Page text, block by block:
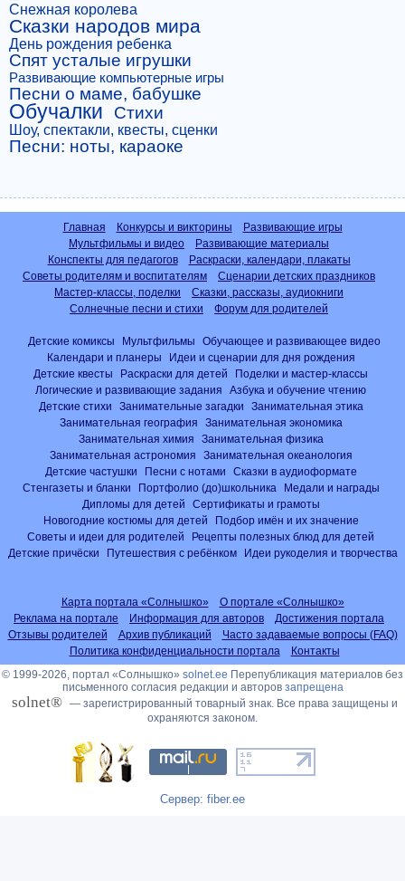
Снежная королева
Сказки народов мира
День рождения ребенка
Спят усталые игрушки
Развивающие компьютерные игры
Песни о маме, бабушке
Обучалки Стихи
Шоу, спектакли, квесты, сценки
Песни: ноты, караоке
Главная Конкурсы и викторины
Развивающие игры
Мультфильмы и видео
Развивающие материалы
Конспекты для педагогов
Раскраски, календари, плакаты
Советы родителям и воспитателям
Сценарии детских праздников
Мастер-классы, поделки
Сказки, рассказы, аудиокниги
Солнечные песни и стихи
Форум для родителей
Детские комиксы Мультфильмы
Обучающее и развивающее видео
Календари и планеры
Идеи и сценарии для дня рождения
Детские квесты
Раскраски для детей
Поделки и мастер-классы
Логические и развивающие задания
Азбука и обучение чтению
Детские стихи
Занимательные загадки
Занимательная этика
Занимательная география
Занимательная экономика
Занимательная химия
Занимательная физика
Занимательная астрономия
Занимательная океанология
Детские частушки
Песни с нотами
Сказки в аудиоформате
Стенгазеты и бланки
Портфолио (до)школьника
Медали и награды
Дипломы для детей
Сертификаты и грамоты
Новогодние костюмы для детей
Подбор имён и их значение
Советы и идеи для родителей
Рецепты полезных блюд для детей
Детские причёски
Путешествия с ребёнком Идеи рукоделия и творчества
Карта портала «Солнышко»
О портале «Солнышко»
Реклама на портале
Информация для авторов
Достижения портала
Отзывы родителей
Архив публикаций
Часто задаваемые вопросы (FAQ)
Политика конфиденциальности портала
Контакты
© 1999-2026, портал «Солнышко» solnet.ee Перепубликация материалов без
письменного согласия редакции и авторов запрещена
solnet® — зарегистрированный товарный знак. Все права защищены и
охраняются законом.
Сервер: fiber.ee